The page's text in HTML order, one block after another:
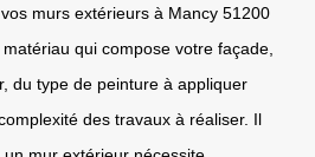
murs extérieurs à Mancy 51200
qui compose votre façade,
du type de peinture à appliquer
des travaux à réaliser. Il